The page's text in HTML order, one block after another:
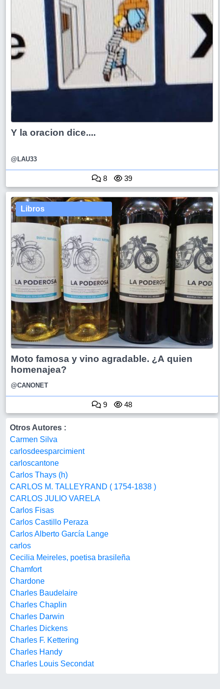
Y la oracion dice....
@LAU33
8 39
Libros
Moto famosa y vino agradable. ¿A quien
homenajea?
@CANONET
9 48
Otros Autores :
Carmen Silva
carlosdeesparcimient
carloscantone
Carlos Thays (h)
CARLOS M. TALLEYRAND ( 1754-1838 )
CARLOS JULIO VARELA
Carlos Fisas
Carlos Castillo Peraza
Carlos Alberto García Lange
carlos
Cecilia Meireles, poetisa brasileña
Chamfort
Chardone
Charles Baudelaire
Charles Chaplin
Charles Darwin
Charles Dickens
Charles F. Kettering
Charles Handy
Charles Louis Secondat